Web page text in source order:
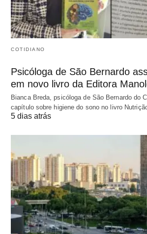
COTIDIANO
Psicóloga de São Bernardo
em novo livro da Editora
Bianca Breda, psicóloga de São Bernardo do
capítulo sobre higiene do sono no livro
5 dias atrás